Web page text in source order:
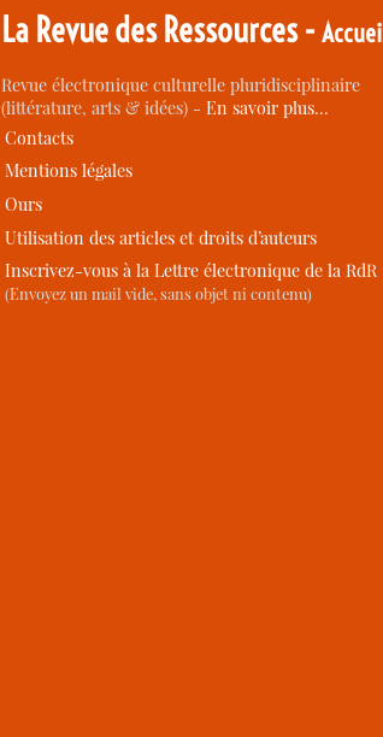
La Revue des Ressources -Accueil
Revue électronique culturelle pluridisciplinaire
(littérature, arts & idées) -En savoir plus…
Contacts
Mentions légales
Ours
Utilisation des articles et droits d’auteurs
Inscrivez-vous à la Lettre électronique de la RdR
(Envoyez un mail vide, sans objet ni contenu)